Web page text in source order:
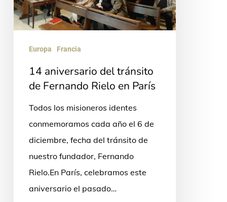
Fernando
Rielo
Europa Francia
14 aniversario del tránsito
de Fernando Rielo en París
Todos los misioneros identes
conmemoramos cada año el 6 de
diciembre, fecha del tránsito de
nuestro fundador, Fernando
Rielo.En París, celebramos este
aniversario el pasado…